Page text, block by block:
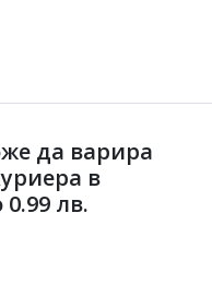
да варира
в
лв.